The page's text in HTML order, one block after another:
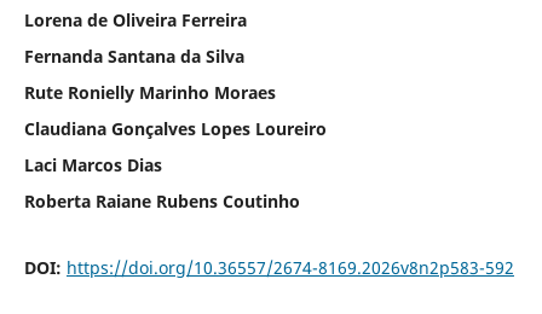
Lorena de Oliveira Ferreira
Fernanda Santana da Silva
Rute Ronielly Marinho Moraes
Claudiana Gonçalves Lopes Loureiro
Laci Marcos Dias
Roberta Raiane Rubens Coutinho
DOI: https://doi.org/10.36557/2674-8169.2026v8n2p583-592